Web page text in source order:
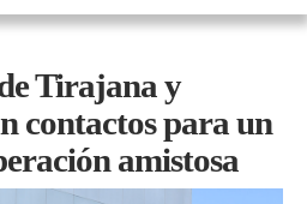
Tirajana y
contactos para un
amistosa